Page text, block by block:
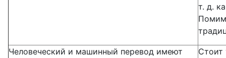
т. д.
Человеческий и машинный перевод имеют
Стоит